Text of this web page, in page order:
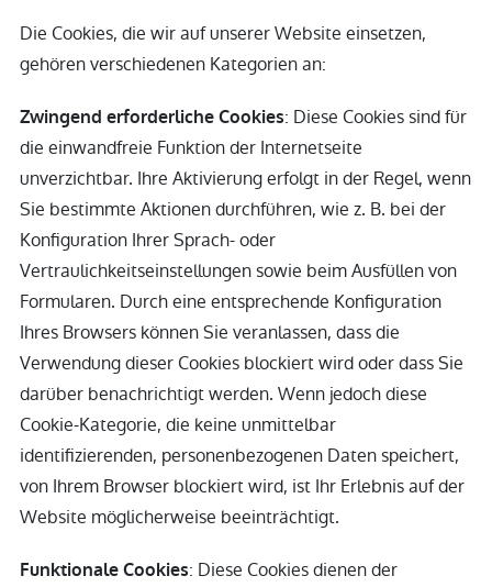
Die Cookies, die wir auf unserer Website einsetzen,
gehören verschiedenen Kategorien an:
Zwingend erforderliche Cookies: Diese Cookies sind für
die einwandfreie Funktion der Internetseite
unverzichtbar. Ihre Aktivierung erfolgt in der Regel, wenn
Sie bestimmte Aktionen durchführen, wie z. B. bei der
Konfiguration Ihrer Sprach- oder
Vertraulichkeitseinstellungen sowie beim Ausfüllen von
Formularen. Durch eine entsprechende Konfiguration
Ihres Browsers können Sie veranlassen, dass die
Verwendung dieser Cookies blockiert wird oder dass Sie
darüber benachrichtigt werden. Wenn jedoch diese
Cookie-Kategorie, die keine unmittelbar
identifizierenden, personenbezogenen Daten speichert,
von Ihrem Browser blockiert wird, ist Ihr Erlebnis auf der
Website möglicherweise beeinträchtigt.
Funktionale Cookies: Diese Cookies dienen der